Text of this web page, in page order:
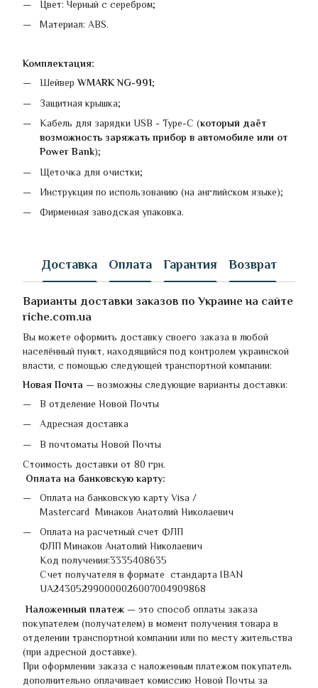
Цвет: Черный с серебром;
Материал: АВS.
Комплектация:
ШейверWMARK NG-991;
Защитная крышка;
Кабель для зарядки USB - Type-C (который даёт
возможность заряжать прибор в автомобиле или от
Power Bank);
Щеточка для очистки;
Инструкция по использованию (на английском языке);
Фирменная заводская упаковка.
Доставка Оплата Гарантия Возврат
Варианты доставки заказов по Украине на сайте
riche.com.ua
Вы можете оформить доставку своего заказа в любой
населённый пункт, находящийся под контролем украинской
власти, с помощью следующей транспортной компании:
Новая Почта — возможны следующие варианты доставки:
В отделение Новой Почты
Адресная доставка
В почтоматы Новой Почты
Стоимость доставки от 80 грн.
Оплата на банковскую карту:
Оплата на банковскую карту Visa /
Mastercard Минаков Анатолий Николаевич
Оплата на расчетный счет ФЛП
ФЛП Минаков Анатолий Николаевич
Код получения:3335408635
Счет получателя в формате стандарта IBAN
UA243052990000026007004909868
Наложенный платеж — это способ оплаты заказа
покупателем (получателем) в момент получения товара в
отделении транспортной компании или по месту жительства
(при адресной доставке).
При оформлении заказа с наложенным платежом покупатель
дополнительно оплачивает комиссию Новой Почты за